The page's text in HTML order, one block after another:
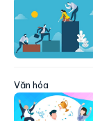
Văn hóa